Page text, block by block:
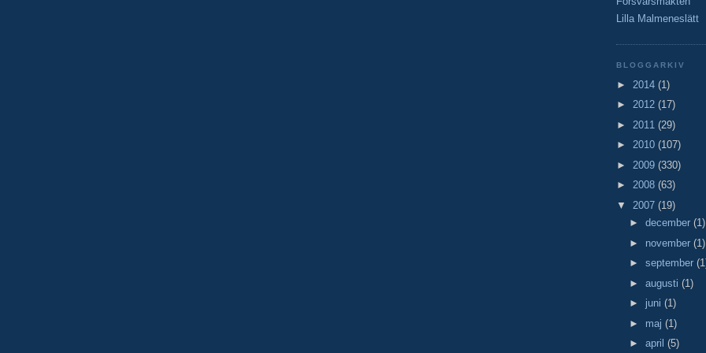
Lilla Malmeneslätt
BLOGGARKIV
► 2014 (1)
► 2012 (17)
► 2011 (29)
► 2010 (107)
► 2009 (330)
► 2008 (63)
▼ 2007 (19)
► december (1)
► november (1)
► september
► augusti (1)
► juni (1)
► maj (1)
► april (5)